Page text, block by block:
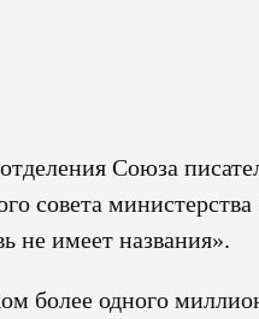
Союза
совета министерства
не имеет названия».
более одного